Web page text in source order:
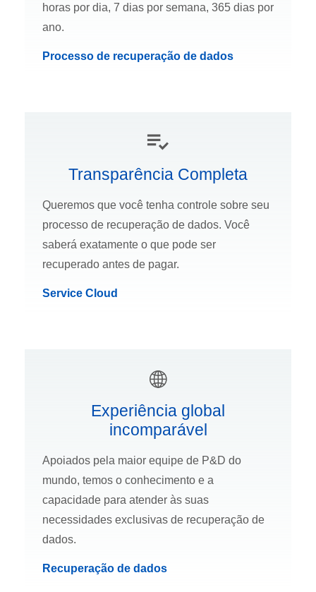
horas por dia, 7 dias por semana, 365 dias por
ano.
Processo de recuperação de dados
Transparência Completa
Queremos que você tenha controle sobre seu
processo de recuperação de dados. Você
saberá exatamente o que pode ser
recuperado antes de pagar.
Service Cloud
Experiência global
incomparável
Apoiados pela maior equipe de P&D do
mundo, temos o conhecimento e a
capacidade para atender às suas
necessidades exclusivas de recuperação de
dados.
Recuperação de dados